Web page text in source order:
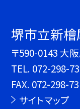
堺市立新
〒590-0143 大
TEL. 072-298-
FAX. 072-298-
サイトマップ